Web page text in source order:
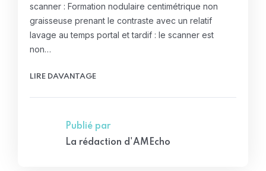
scanner : Formation nodulaire centimétrique non
graisseuse prenant le contraste avec un relatif
lavage au temps portal et tardif : le scanner est
non…
LIRE DAVANTAGE
Publié par
La rédaction d'AMEcho